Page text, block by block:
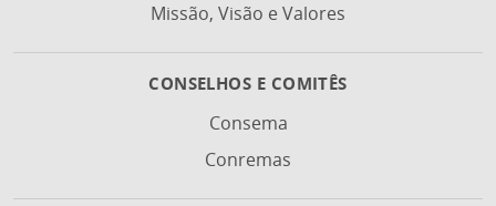
Missão, Visão e Valores
CONSELHOS E COMITÊS
Consema
Conremas